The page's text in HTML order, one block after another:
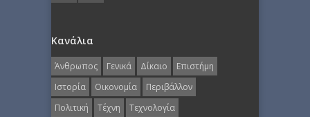
Κανάλια
Άνθρωπος Γενικά Δίκαιο
Επιστήμη
Ιστορία
Οικονομία
Περιβάλλον
Πολιτική
Τέχνη Τεχνολογία